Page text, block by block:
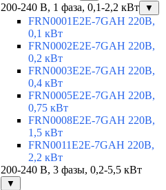
200-240 В, 1 фаза, 0,1-2,2 кВт ▼
FRN0001E2E-7GAH 220В,
0,1 кВт
FRN0002E2E-7GAH 220В,
0,2 кВт
FRN0003E2E-7GAH 220В,
0,4 кВт
FRN0005E2E-7GAH 220В,
0,75 кВт
FRN0008E2E-7GAH 220В,
1,5 кВт
FRN0011E2E-7GAH 220В,
2,2 кВт
200-240 В, 3 фазы, 0,2-5,5 кВт
▼